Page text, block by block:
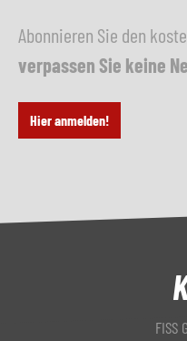
Abonnieren Sie den
verpassen Sie keine
Hier anmelden!
FISS